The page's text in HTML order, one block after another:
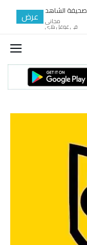
صحيفة الشاهد
مجانى
في غوغل بلاي
عرض